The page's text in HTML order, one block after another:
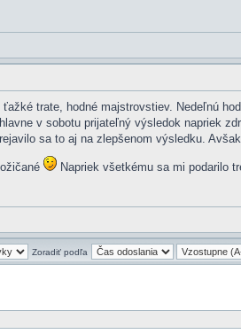
trate, hodné majstrovstiev. Nedeľnú
v sobotu prijateľný výsledok napriek
sa to aj na zlepšenom výsledku.
Napriek všetkému sa mi podarilo
Zoradiť podľa